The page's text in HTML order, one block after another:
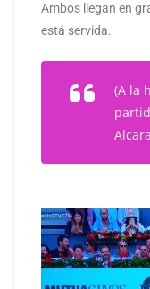
Ambos llegan en
está servida.
(A la